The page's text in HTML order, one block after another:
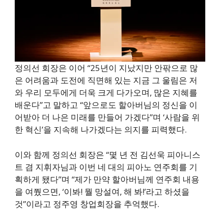
정의선 회장은 이어 “25년이 지났지만 안팎으로 많
은 어려움과 도전에 직면해 있는 지금 그 울림은 저
와 우리 모두에게 더욱 크게 다가오며, 많은 지혜를
배운다”고 말하고 “앞으로도 할아버님의 정신을 이
어받아 더 나은 미래를 만들어 가겠다”며 ‘사람을 위
한 혁신’을 지속해 나가겠다는 의지를 피력했다.
이와 함께 정의선 회장은 “몇 년 전 김선욱 피아니스
트 겸 지휘자님과 이번 네 대의 피아노 연주회를 기
획하게 됐다”며 “제가 만약 할아버님께 연주회 내용
을 여쭸으면, ‘이봐! 뭘 망설여, 해 봐!’라고 하셨을
것”이라고 정주영 창업회장을 추억했다.